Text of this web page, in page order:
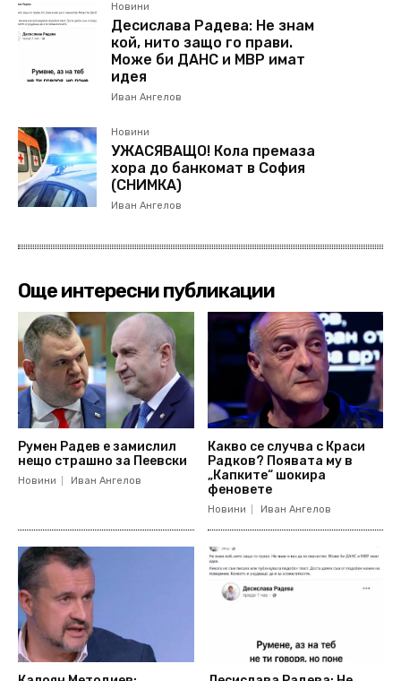
Новини
Десислава Радева: Не знам
кой, нито защо го прави.
Може би ДАНС и МВР имат
идея
Иван Ангелов
Новини
УЖАСЯВАЩО! Кола премаза
хора до банкомат в София
(СНИМКА)
Иван Ангелов
Още интересни публикации
Румен Радев е замислил
нещо страшно за Пеевски
Новини Иван Ангелов
Какво се случва с Краси
Радков? Появата му в
„Капките“ шокира
феновете
Новини Иван Ангелов